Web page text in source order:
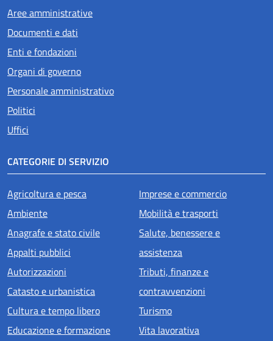
Aree amministrative
Documenti e dati
Enti e fondazioni
Organi di governo
Personale amministrativo
Politici
Uffici
CATEGORIE DI SERVIZIO
Agricoltura e pesca
Ambiente
Anagrafe e stato civile
Appalti pubblici
Autorizzazioni
Catasto e urbanistica
Cultura e tempo libero
Educazione e formazione
Imprese e commercio
Mobilità e trasporti
Salute, benessere e
assistenza
Tributi, finanze e
contravvenzioni
Turismo
Vita lavorativa